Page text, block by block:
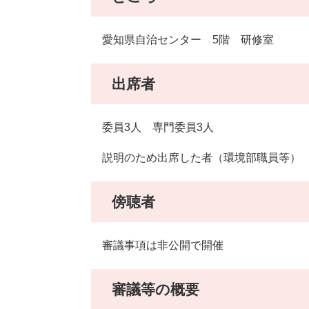
愛知県自治センター 5階 研修室
出席者
委員3人 専門委員3人
説明のため出席した者（環境部職員等
傍聴者
審議事項は非公開で開催
審議等の概要